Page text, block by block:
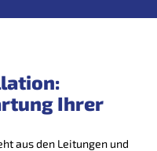
Ihrer
aus den Leitungen und